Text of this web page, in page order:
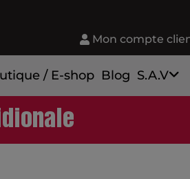
Mon compte
/ E-shop Blog S.A.V